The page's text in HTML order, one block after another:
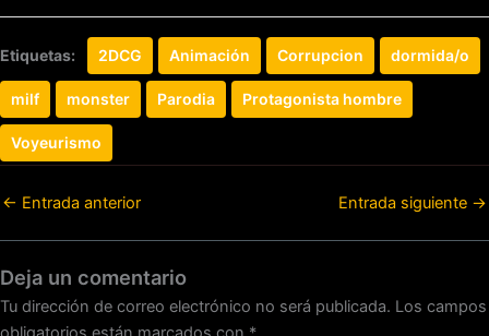
Etiquetas: 2DCG Animación Corrupcion dormida/o
milf monster Parodia Protagonista hombre
Voyeurismo
← Entrada anterior Entrada siguiente →
Deja un comentario
Tu dirección de correo electrónico no será publicada. Los campos